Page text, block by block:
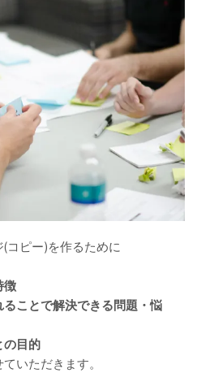
コピー)を作るために
徴
ることで解決できる問題・悩
の目的
いただきます。